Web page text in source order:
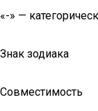
«-» —
Знак зодиака
Совместимость